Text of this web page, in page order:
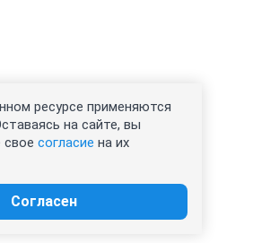
ресурсе применяются
на сайте, вы
согласие на их
Согласен